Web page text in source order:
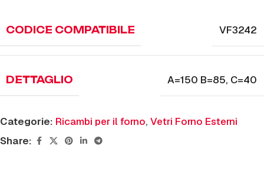
CODICE COMPATIBILE VF3242
DETTAGLIO A=150 B=85, C=40
Categorie: Ricambi per il forno, Vetri Forno Esterni
Share: